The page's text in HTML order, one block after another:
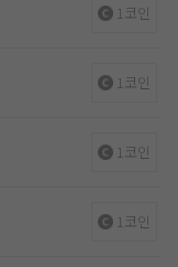
1코인
1코인
1코인
1코인